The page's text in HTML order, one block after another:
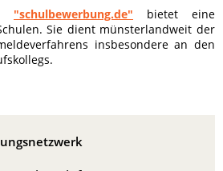
"schulbewerbung.de" bietet eine
Sie dient münsterlandweit der
insbesondere an den